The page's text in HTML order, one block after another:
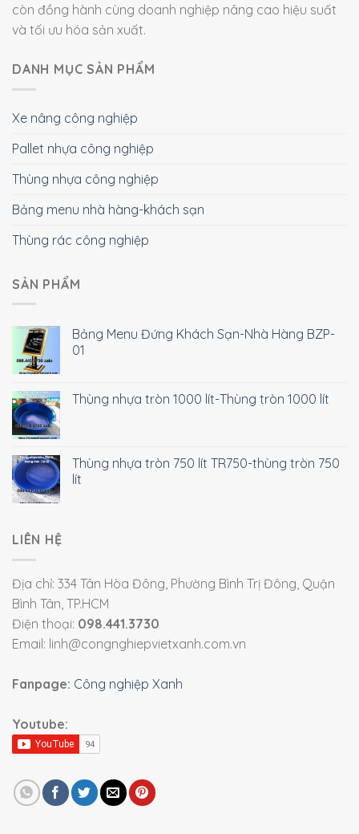
còn đồng hành cùng doanh nghiệp nâng cao hiệu suất
và tối ưu hóa sản xuất.
DANH MỤC SẢN PHẨM
Xe nâng công nghiệp
Pallet nhựa công nghiệp
Thùng nhựa công nghiệp
Bảng menu nhà hàng-khách sạn
Thùng rác công nghiệp
SẢN PHẨM
Bảng Menu Đứng Khách Sạn-Nhà Hàng BZP-
01
Thùng nhựa tròn 1000 lít-Thùng tròn 1000 lít
Thùng nhựa tròn 750 lít TR750-thùng tròn 750
lít
LIÊN HỆ
Địa chỉ: 334 Tân Hòa Đông, Phường Bình Trị Đông, Quận
Bình Tân, TP.HCM
Điện thoại: 098.441.3730
Email: linh@congnghiepvietxanh.com.vn
Fanpage: Công nghiệp Xanh
Youtube: